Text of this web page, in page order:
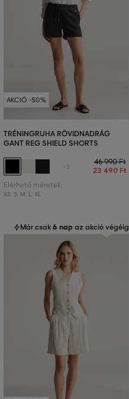
AKCIÓ -50%
TRÉNINGRUHA RÖVIDNADRÁG
GANT REG SHIELD SHORTS
+3
46 990 Ft
23 490 Ft
Elérhető méretek:
XS, S, M, L, XL
Már csak6 nap az akció végéig